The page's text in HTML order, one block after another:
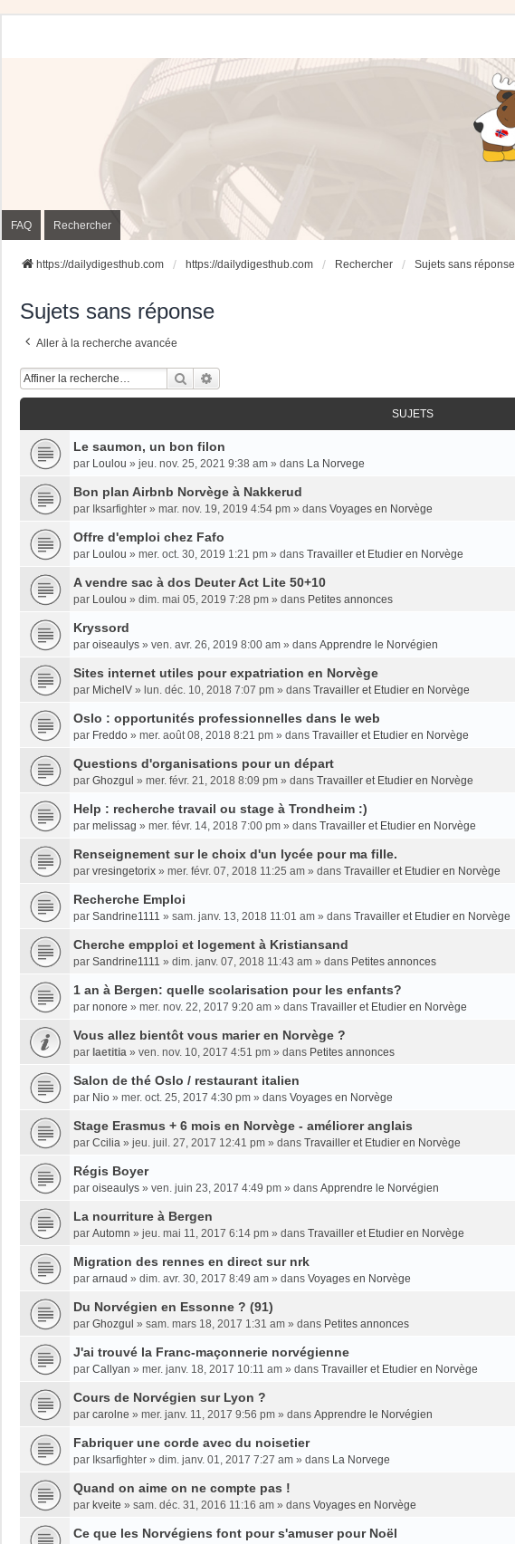
FAQ Rechercher
https://dailydigesthub.com https://dailydigesthub.com Rechercher Sujets sans réponse
Sujets sans réponse
Aller à la recherche avancée
Rechercher
SUJETS
Le saumon, un bon filon
par Loulou » jeu. nov. 25, 2021 9:38 am » dans La Norvege
Bon plan Airbnb Norvège à Nakkerud
par Iksarfighter » mar. nov. 19, 2019 4:54 pm » dans Voyages en Norvège
Offre d'emploi chez Fafo
par Loulou » mer. oct. 30, 2019 1:21 pm » dans Travailler et Etudier en Norvège
A vendre sac à dos Deuter Act Lite 50+10
par Loulou » dim. mai 05, 2019 7:28 pm » dans Petites annonces
Kryssord
par oiseaulys » ven. avr. 26, 2019 8:00 am » dans Apprendre le Norvégien
Sites internet utiles pour expatriation en Norvège
par MichelV » lun. déc. 10, 2018 7:07 pm » dans Travailler et Etudier en Norvège
Oslo : opportunités professionnelles dans le web
par Freddo » mer. août 08, 2018 8:21 pm » dans Travailler et Etudier en Norvège
Questions d'organisations pour un départ
par Ghozgul » mer. févr. 21, 2018 8:09 pm » dans Travailler et Etudier en Norvège
Help : recherche travail ou stage à Trondheim :)
par melissag » mer. févr. 14, 2018 7:00 pm » dans Travailler et Etudier en Norvège
Renseignement sur le choix d'un lycée pour ma fille.
par vresingetorix » mer. févr. 07, 2018 11:25 am » dans Travailler et Etudier en Norvège
Recherche Emploi
par Sandrine1111 » sam. janv. 13, 2018 11:01 am » dans Travailler et Etudier en Norvège
Cherche empploi et logement à Kristiansand
par Sandrine1111 » dim. janv. 07, 2018 11:43 am » dans Petites annonces
1 an à Bergen: quelle scolarisation pour les enfants?
par nonore » mer. nov. 22, 2017 9:20 am » dans Travailler et Etudier en Norvège
Vous allez bientôt vous marier en Norvège ?
par laetitia » ven. nov. 10, 2017 4:51 pm » dans Petites annonces
Salon de thé Oslo / restaurant italien
par Nio » mer. oct. 25, 2017 4:30 pm » dans Voyages en Norvège
Stage Erasmus + 6 mois en Norvège - améliorer anglais
par Ccilia » jeu. juil. 27, 2017 12:41 pm » dans Travailler et Etudier en Norvège
Régis Boyer
par oiseaulys » ven. juin 23, 2017 4:49 pm » dans Apprendre le Norvégien
La nourriture à Bergen
par Automn » jeu. mai 11, 2017 6:14 pm » dans Travailler et Etudier en Norvège
Migration des rennes en direct sur nrk
par arnaud » dim. avr. 30, 2017 8:49 am » dans Voyages en Norvège
Du Norvégien en Essonne ? (91)
par Ghozgul » sam. mars 18, 2017 1:31 am » dans Petites annonces
J'ai trouvé la Franc-maçonnerie norvégienne
par Callyan » mer. janv. 18, 2017 10:11 am » dans Travailler et Etudier en Norvège
Cours de Norvégien sur Lyon ?
par carolne » mer. janv. 11, 2017 9:56 pm » dans Apprendre le Norvégien
Fabriquer une corde avec du noisetier
par Iksarfighter » dim. janv. 01, 2017 7:27 am » dans La Norvege
Quand on aime on ne compte pas !
par kveite » sam. déc. 31, 2016 11:16 am » dans Voyages en Norvège
Ce que les Norvégiens font pour s'amuser pour Noël